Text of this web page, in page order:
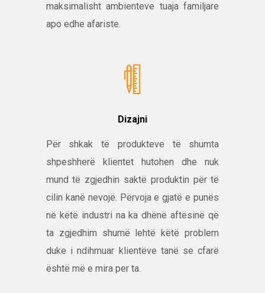
maksimalisht ambienteve tuaja familjare
apo edhe afariste.
Dizajni
Për shkak të produkteve të shumta
shpeshherë klientet hutohen dhe nuk
mund të zgjedhin saktë produktin për të
cilin kanë nevojë. Përvoja e gjatë e punës
në këtë industri na ka dhënë aftësinë që
ta zgjedhim shumë lehtë këtë problem
duke i ndihmuar klientëve tanë se cfarë
është më e mira per ta.